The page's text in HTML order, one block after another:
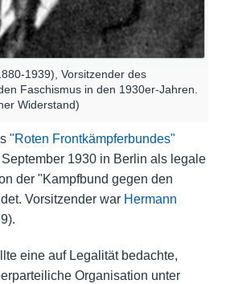
1939), Vorsitzender des
Faschismus in den 1930er-Jahren.
Widerstand)
"Roten Frontkämpferbundes"
1930 in Berlin als legale
der "Kampfbund gegen den
Vorsitzender war Hermann
eine auf Legalität bedachte,
Organisation unter